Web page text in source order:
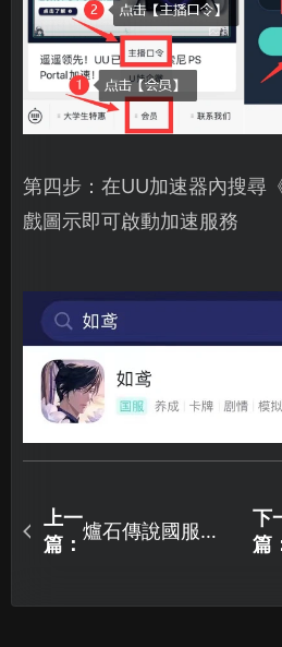
第四步：在UU加速器內搜尋
戲圖示即可啟動加速服務
上一
篇：
爐石傳說國服迴
下
篇